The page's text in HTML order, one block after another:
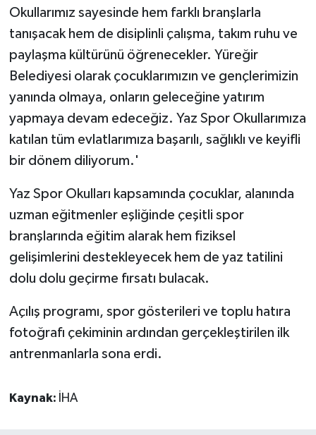
Okullarımız sayesinde hem farklı branşlarla
tanışacak hem de disiplinli çalışma, takım ruhu ve
paylaşma kültürünü öğrenecekler. Yüreğir
Belediyesi olarak çocuklarımızın ve gençlerimizin
yanında olmaya, onların geleceğine yatırım
yapmaya devam edeceğiz. Yaz Spor Okullarımıza
katılan tüm evlatlarımıza başarılı, sağlıklı ve keyifli
bir dönem diliyorum.'
Yaz Spor Okulları kapsamında çocuklar, alanında
uzman eğitmenler eşliğinde çeşitli spor
branşlarında eğitim alarak hem fiziksel
gelişimlerini destekleyecek hem de yaz tatilini
dolu dolu geçirme fırsatı bulacak.
Açılış programı, spor gösterileri ve toplu hatıra
fotoğrafı çekiminin ardından gerçekleştirilen ilk
antrenmanlarla sona erdi.
Kaynak: İHA